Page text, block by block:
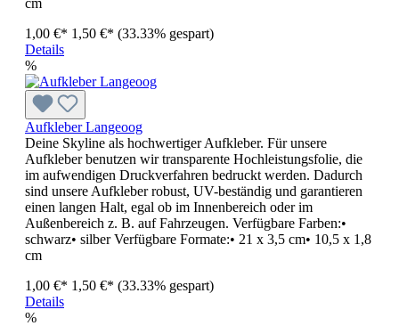
1,00 €* 1,50 €* (33.33% gespart)
Details
%
Aufkleber Langeoog
Deine Skyline als hochwertiger Aufkleber. Für unsere
Aufkleber benutzen wir transparente Hochleistungsfolie, die
im aufwendigen Druckverfahren bedruckt werden. Dadurch
sind unsere Aufkleber robust, UV-beständig und garantieren
einen langen Halt, egal ob im Innenbereich oder im
Außenbereich z. B. auf Fahrzeugen. Verfügbare Farben:•
schwarz• silber Verfügbare Formate:• 21 x 3,5 cm• 10,5 x 1,8
cm
1,00 €* 1,50 €* (33.33% gespart)
Details
%